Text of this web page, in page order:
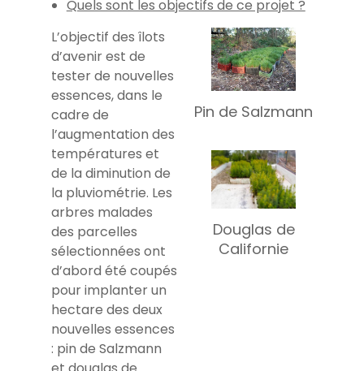
Quels sont les objectifs de ce projet ?
L’objectif des îlots
d’avenir est de
tester de nouvelles
essences, dans le
cadre de
l’augmentation des
températures et
de la diminution de
la pluviométrie. Les
arbres malades
des parcelles
sélectionnées ont
d’abord été coupés
pour implanter un
hectare des deux
nouvelles essences
: pin de Salzmann
Pin de Salzmann
Douglas de
Californie